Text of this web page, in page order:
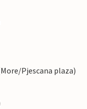
Pjescana plaza)